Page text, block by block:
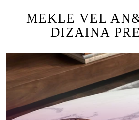
MEKLĒ VĒL
DIZAINA